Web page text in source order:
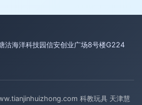
沽海洋科技园信安创业广场8号楼G224
科教玩具 天津慧